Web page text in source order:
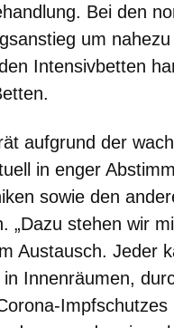
Bei den
um
Intensivbetten
aufgrund der
in enger
sowie den
„Dazu stehen wir
Austausch. Jeder
Innenräumen,